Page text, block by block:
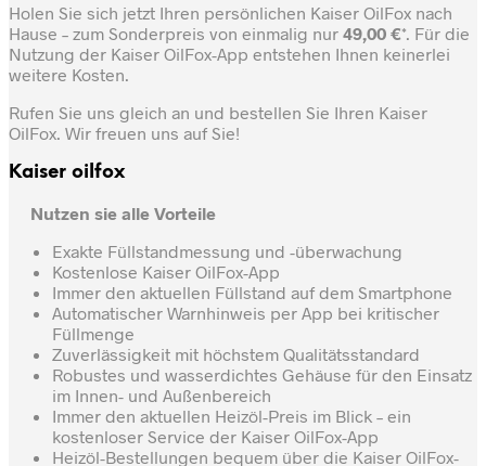
Holen Sie sich jetzt Ihren persönlichen Kaiser OilFox nach
Hause – zum Sonderpreis von einmalig nur 49,00 €*. Für die
Nutzung der Kaiser OilFox-App entstehen Ihnen keinerlei
weitere Kosten.
Rufen Sie uns gleich an und bestellen Sie Ihren Kaiser
OilFox. Wir freuen uns auf Sie!
Kaiser oilfox
Nutzen sie alle Vorteile
Exakte Füllstandmessung und -überwachung
Kostenlose Kaiser OilFox-App
Immer den aktuellen Füllstand auf dem Smartphone
Automatischer Warnhinweis per App bei kritischer
Füllmenge
Zuverlässigkeit mit höchstem Qualitätsstandard
Robustes und wasserdichtes Gehäuse für den Einsatz
im Innen- und Außenbereich
Immer den aktuellen Heizöl-Preis im Blick – ein
kostenloser Service der Kaiser OilFox-App
Heizöl-Bestellungen bequem über die Kaiser OilFox-